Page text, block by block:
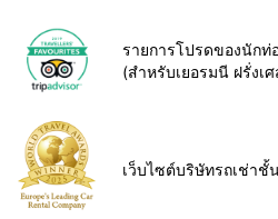
รายการโปรดของนักท่
(สำหรับเยอรมนี ฝรั่งเ
เว็บไซต์บริษัทรถเช่าชั้